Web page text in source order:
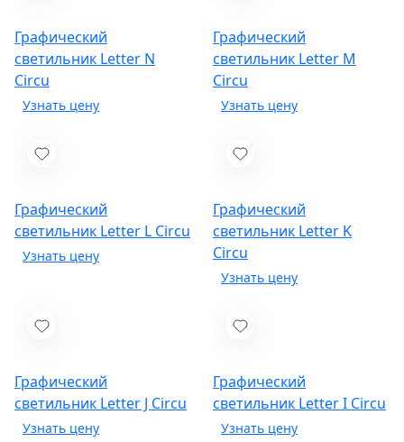
Графический
светильник Letter N
Circu
Графический
светильник Letter M
Circu
Графический
светильник Letter L Circu
Графический
светильник Letter K
Circu
Графический
светильник Letter J Circu
Графический
светильник Letter I Circu